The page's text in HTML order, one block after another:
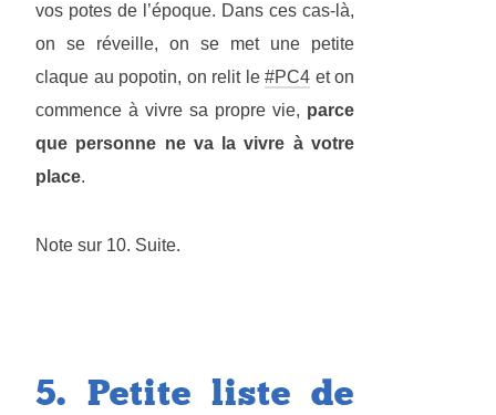
vos potes de l’époque. Dans ces cas-là,
on se réveille, on se met une petite
claque au popotin, on relit le #PC4 et on
commence à vivre sa propre vie, parce
que personne ne va la vivre à votre
place.
Note sur 10. Suite.
5. Petite liste de